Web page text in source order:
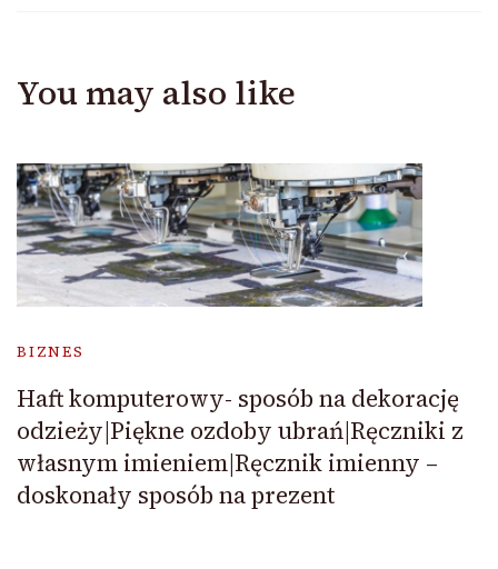
You may also like
BIZNES
Haft komputerowy- sposób na dekorację
odzieży|Piękne ozdoby ubrań|Ręczniki z
własnym imieniem|Ręcznik imienny –
doskonały sposób na prezent